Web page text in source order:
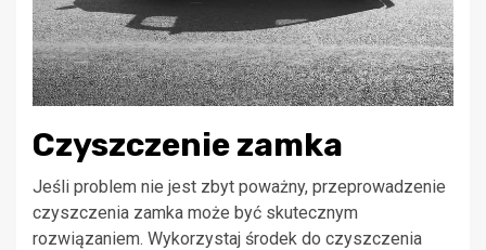
Czyszczenie zamka
Jeśli problem nie jest zbyt poważny, przeprowadzenie
czyszczenia zamka może być skutecznym
rozwiązaniem. Wykorzystaj środek do czyszczenia